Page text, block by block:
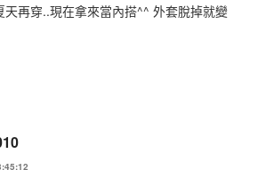
天再穿..現在拿來當內搭^^ 外套脫掉就變